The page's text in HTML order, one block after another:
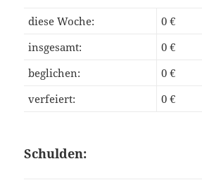
diese Woche:
0 €
insgesamt:
0 €
beglichen:
0 €
verfeiert:
0 €
Schulden: